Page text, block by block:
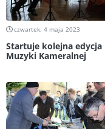
czwartek, 4 maja 2023
Startuje kolejna edycja
Muzyki Kameralnej